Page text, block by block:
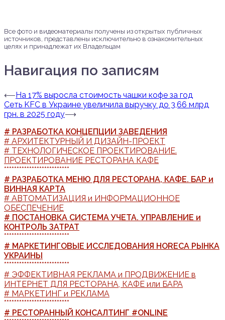
Все фото и видеоматериалы получены из открытых публичных
источников, представлены исключительно в ознакомительных
целях и принадлежат их Владельцам
Навигация по записям
⟵На 17% выросла стоимость чашки кофе за год
Сеть KFC в Украине увеличила выручку до 3,66 млрд
грн. в 2025 году⟶
# РАЗРАБОТКА КОНЦЕПЦИИ ЗАВЕДЕНИЯ
# АРХИТЕКТУРНЫЙ И ДИЗАЙН-ПРОЕКТ
# ТЕХНОЛОГИЧЕСКОЕ ПРОЕКТИРОВАНИЕ.
ПРОЕКТИРОВАНИЕ РЕСТОРАНА КАФЕ
**************************
# РАЗРАБОТКА МЕНЮ ДЛЯ РЕСТОРАНА, КАФЕ. БАР и
ВИННАЯ КАРТА
# АВТОМАТИЗАЦИЯ и ИНФОРМАЦИОННОЕ
ОБЕСПЕЧЕНИЕ
# ПОСТАНОВКА СИСТЕМА УЧЕТА. УПРАВЛЕНИЕ и
КОНТРОЛЬ ЗАТРАТ
**************************
# МАРКЕТИНГОВЫЕ ИССЛЕДОВАНИЯ HORECA РЫНКА
УКРАИНЫ
**************************
# ЭФФЕКТИВНАЯ РЕКЛАМА и ПРОДВИЖЕНИЕ в
ИНТЕРНЕТ ДЛЯ РЕСТОРАНА, КАФЕ или БАРА
# МАРКЕТИНГ и РЕКЛАМА
**************************
# РЕСТОРАННЫЙ КОНСАЛТИНГ #ONLINE